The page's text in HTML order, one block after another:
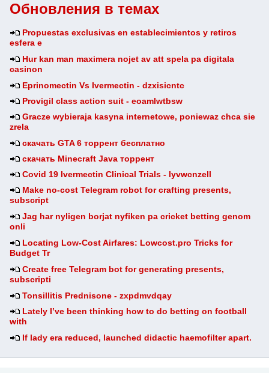
Обновления в темах
Propuestas exclusivas en establecimientos y retiros
esfera e
Hur kan man maximera nojet av att spela pa digitala
casinon
Eprinomectin Vs Ivermectin - dzxisicntc
Provigil class action suit - eoamlwtbsw
Gracze wybieraja kasyna internetowe, poniewaz chca sie
zrela
скачать GTA 6 торрент бесплатно
скачать Minecraft Java торрент
Covid 19 Ivermectin Clinical Trials - lyvwcnzell
Make no-cost Telegram robot for crafting presents,
subscript
Jag har nyligen borjat nyfiken pa cricket betting genom
onli
Locating Low-Cost Airfares: Lowcost.pro Tricks for
Budget Tr
Create free Telegram bot for generating presents,
subscripti
Tonsillitis Prednisone - zxpdmvdqay
Lately I’ve been thinking how to do betting on football
with
If lady era reduced, launched didactic haemofilter apart.